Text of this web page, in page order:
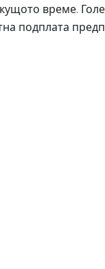
време.
подплата